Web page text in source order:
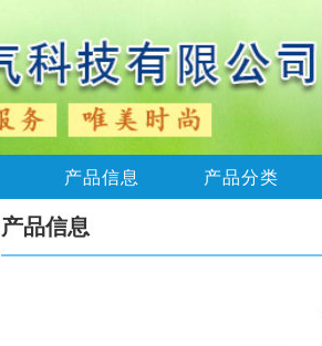
产品信息 产品分类
产品信息